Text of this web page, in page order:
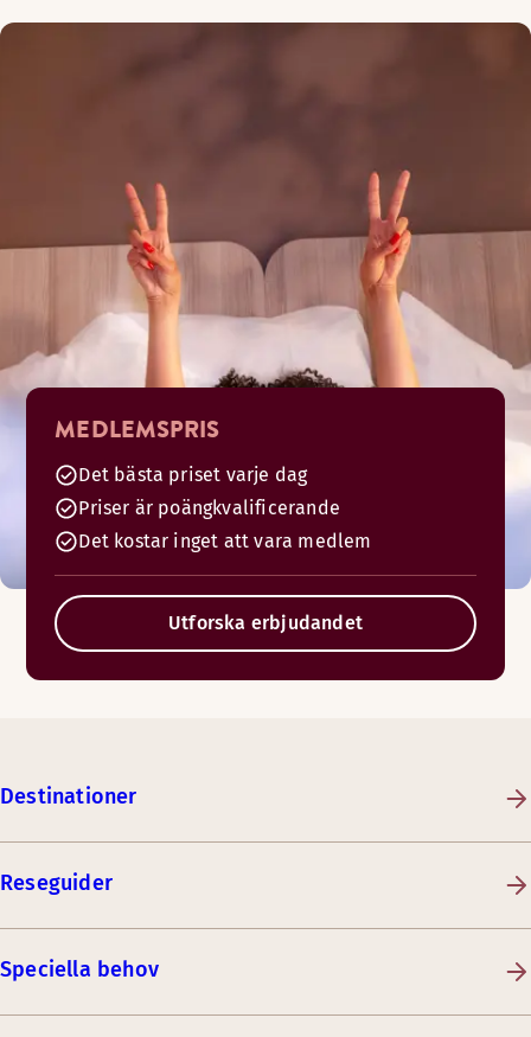
MEDLEMSPRIS
Det bästa priset varje dag
Priser är poängkvalificerande
Det kostar inget att vara medlem
Utforska erbjudandet
Destinationer
Reseguider
Speciella behov